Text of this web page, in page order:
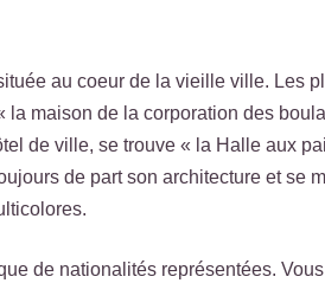
au coeur de la vieille ville. Les
la maison de la corporation des
de ville, se trouve « la Halle aux
de part son architecture et se
de nationalités représentées.